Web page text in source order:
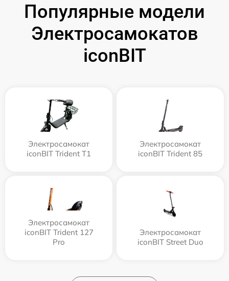
Популярные модели
Электросамокатов
iconBIT
Электросамокат
iconBIT Trident T1
Электросамокат
iconBIT Trident 85
Электросамокат
iconBIT Trident 127
Pro
Электросамокат
iconBIT Street Duo